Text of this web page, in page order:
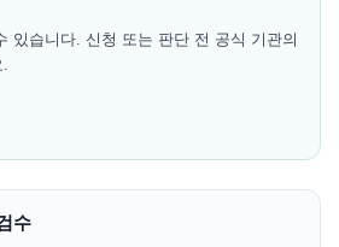
있습니다. 신청 또는 판단 전 공식 기관의
.
수